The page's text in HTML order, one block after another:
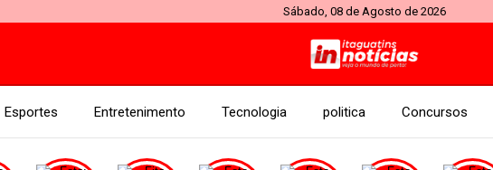
Sábado, 08 de Agosto de 2026
Esportes Entretenimento Tecnologia politica Concursos